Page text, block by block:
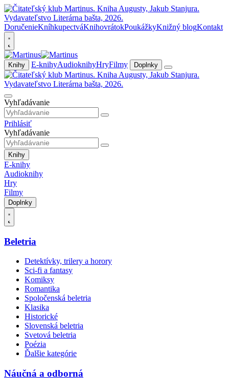
DoručenieKníhkupectváKnihovrátokPoukážkyKnižný blogKontakt
Knihy E-knihyAudioknihyHryFilmy Doplnky
Vyhľadávanie
Prihlásiť
Vyhľadávanie
Knihy
E-knihy
Audioknihy
Hry
Filmy
Doplnky
Beletria
Detektívky, trilery a horory
Sci-fi a fantasy
Komiksy
Romantika
Spoločenská beletria
Klasika
Historické
Slovenská beletria
Svetová beletria
Poézia
Ďalšie kategórie
Náučná a odborná